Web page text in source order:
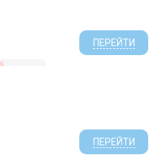
ПЕРЕЙТИ
ПЕРЕЙТИ